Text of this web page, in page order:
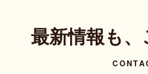
最新情報も、